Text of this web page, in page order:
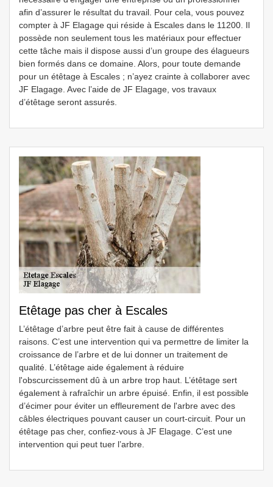
afin d’assurer le résultat du travail. Pour cela, vous pouvez
compter à JF Elagage qui réside à Escales dans le 11200. Il
possède non seulement tous les matériaux pour effectuer
cette tâche mais il dispose aussi d’un groupe des élagueurs
bien formés dans ce domaine. Alors, pour toute demande
pour un étêtage à Escales ; n’ayez crainte à collaborer avec
JF Elagage. Avec l’aide de JF Elagage, vos travaux
d’étêtage seront assurés.
Etêtage pas cher à Escales
L’étêtage d’arbre peut être fait à cause de différentes
raisons. C’est une intervention qui va permettre de limiter la
croissance de l’arbre et de lui donner un traitement de
qualité. L’étêtage aide également à réduire
l'obscurcissement dû à un arbre trop haut. L’étêtage sert
également à rafraîchir un arbre épuisé. Enfin, il est possible
d’écimer pour éviter un effleurement de l'arbre avec des
câbles électriques pouvant causer un court-circuit. Pour un
étêtage pas cher, confiez-vous à JF Elagage. C’est une
intervention qui peut tuer l’arbre.